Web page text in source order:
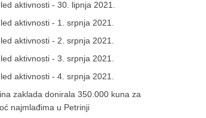
aktivnosti - 30. lipnja 2021.
aktivnosti - 1. srpnja 2021.
aktivnosti - 2. srpnja 2021.
aktivnosti - 3. srpnja 2021.
aktivnosti - 4. srpnja 2021.
zaklada donirala 350.000 kuna za
najmlađima u Petrinji